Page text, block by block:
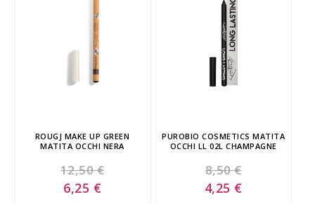
ROUGJ MAKE UP GREEN
MATITA OCCHI NERA
12,50 €
Special
Price
6,25 €
PUROBIO COSMETICS MATITA
OCCHI LL 02L CHAMPAGNE
8,50 €
Special
Price
4,25 €